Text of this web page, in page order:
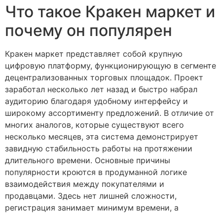
Что такое Кракен маркет и
почему он популярен
Кракен маркет представляет собой крупную
цифровую платформу, функционирующую в сегменте
децентрализованных торговых площадок. Проект
заработал несколько лет назад и быстро набрал
аудиторию благодаря удобному интерфейсу и
широкому ассортименту предложений. В отличие от
многих аналогов, которые существуют всего
несколько месяцев, эта система демонстрирует
завидную стабильность работы на протяжении
длительного времени. Основные причины
популярности кроются в продуманной логике
взаимодействия между покупателями и
продавцами. Здесь нет лишней сложности,
регистрация занимает минимум времени, а